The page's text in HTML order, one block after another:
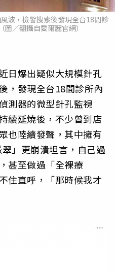
波，檢警搜索後發現全台18間診
／翻攝自愛爾麗官網）
日爆出疑似大規模針孔
，發現全台18間診所內
測器的微型針孔監視
續延燒後，不少曾到店
也陸續發聲，其中擁有
」更崩潰坦言，自己過
甚至做過「全裸療
住直呼，「那時候我才